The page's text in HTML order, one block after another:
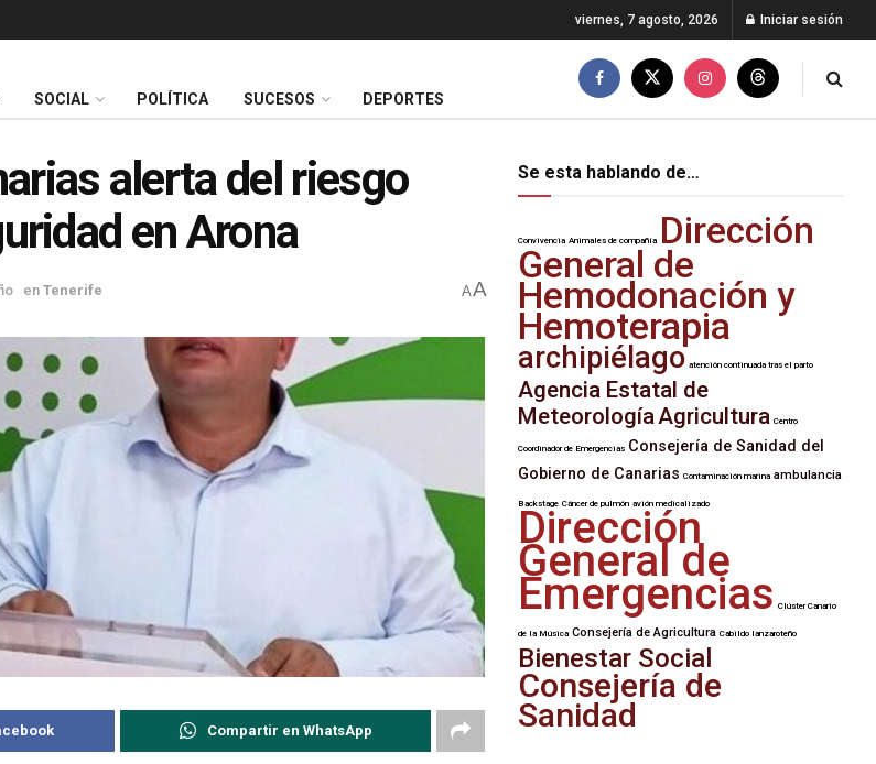
viernes, 7 agosto, 2026 Iniciar sesión
SOCIAL POLÍTICA SUCESOS DEPORTES
alerta del riesgo
en Arona
en Tenerife AA
Compartir en WhatsApp
Se esta hablando de…
Convivencia Animales de compañía Dirección
General de
Hemodonación y
Hemoterapia
archipiélago atención continuada tras el parto
Agencia Estatal de
MeteorologíaAgricultura Centro
Coordinador de Emergencias Consejería de Sanidad del
Gobierno de Canarias Contaminación marina ambulancia
Backstage Cáncer de pulmón avión medicalizado
Dirección
General de
Emergencias Clúster Canario
de la Música Consejería de Agricultura Cabildo lanzaroteño
Bienestar Social
Consejería de
Sanidad